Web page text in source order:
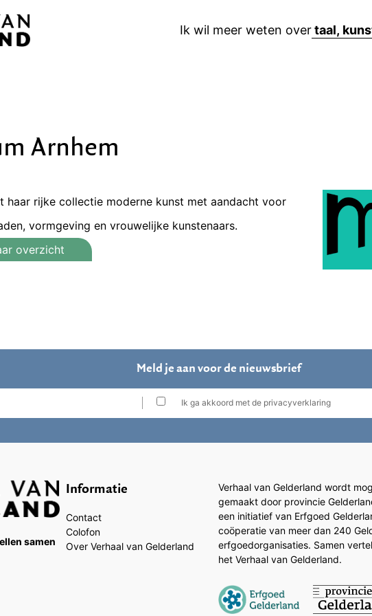
Ik wil meer weten over
Arnhem
haar rijke collectie moderne kunst met aandacht voor
vormgeving en vrouwelijke kunstenaars.
overzicht
Meld je aan voor de nieuwsbrief
Ik ga akkoord met de privacyverklaring
samen
Informatie
Contact
Colofon
Over Verhaal van Gelderland
Verhaal van Gelderland wordt
gemaakt door provincie
een initiatief van Erfgoed
coöperatie van meer dan 240
erfgoedorganisaties. Samen
het Verhaal van Gelderland.